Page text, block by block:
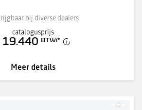
bij diverse dealers
catalogusprijs
19.440 BTWi*
Meer details